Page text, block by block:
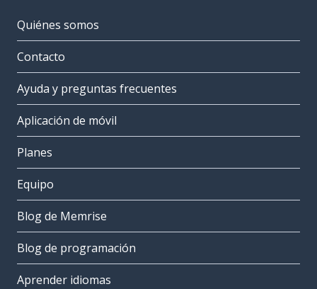
Quiénes somos
Contacto
Ayuda y preguntas frecuentes
Aplicación de móvil
Planes
Equipo
Blog de Memrise
Blog de programación
Aprender idiomas